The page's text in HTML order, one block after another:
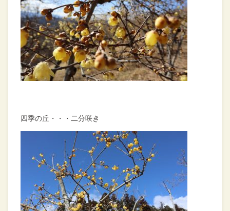
四季の丘・・・二分咲き